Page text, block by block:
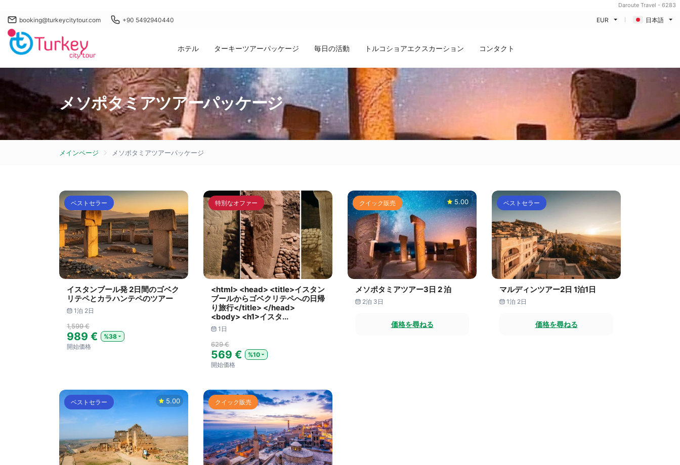
Daroute Travel - 6283
booking@turkeycitytour.com +90 5492940440 EUR 日本語
ホテル ターキーツアーパッケージ 毎日の活動 トルコショアエクスカーション コンタクト
メソポタミアツアーパッケージ
メインページ メソポタミアツアーパッケージ
ベストセラー
イスタンブール発 2日間のゴベク
リテペとカラハンテペのツアー
1泊 2日
1,599 €
989 €
%38
開始価格
特別なオファー
<html> <head> <title>イスタン
ブールからゴベクリテペへの日帰
り旅行</title> </head>
<body> <h1>イスタ...
1日
629 €
569 €
%10
開始価格
クイック販売 5.00
メソポタミアツアー3日 2 泊
2泊 3日
価格を尋ねる
ベストセラー
マルディンツアー2日 1泊1日
1泊 2日
価格を尋ねる
ベストセラー 5.00 クイック販売